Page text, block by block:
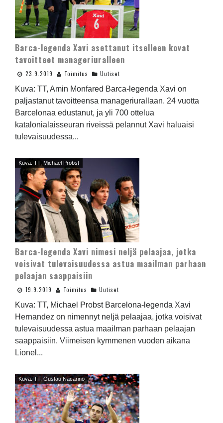
Barca-legenda Xavi asettanut itselleen kovat
tavoitteet manageriuralleen
23.9.2019 Toimitus Uutiset
Kuva: TT, Amin Monfared Barca-legenda Xavi on
paljastanut tavoitteensa manageriurallaan. 24 vuotta
Barcelonaa edustanut, ja yli 700 ottelua
katalonialaisseuran riveissä pelannut Xavi haluaisi
tulevaisuudessa...
Kuva: TT, Michael Probst
Barca-legenda Xavi nimesi neljä pelaajaa, jotka
voisivat tulevaisuudessa astua maailman parhaan
pelaajan saappaisiin
19.9.2019 Toimitus Uutiset
Kuva: TT, Michael Probst Barcelona-legenda Xavi
Hernandez on nimennyt neljä pelaajaa, jotka voisivat
tulevaisuudessa astua maailman parhaan pelaajan
saappaisiin. Viimeisen kymmenen vuoden aikana
Lionel...
Kuva: TT, Gustau Nacarino